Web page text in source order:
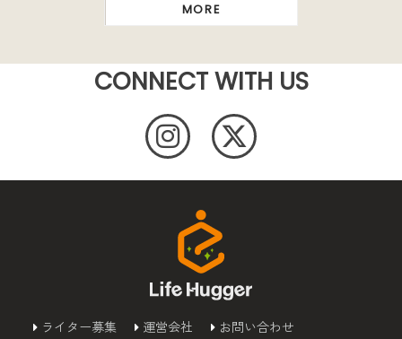
MORE
CONNECT WITH US
ライター募集 運営会社
お問い合わせ